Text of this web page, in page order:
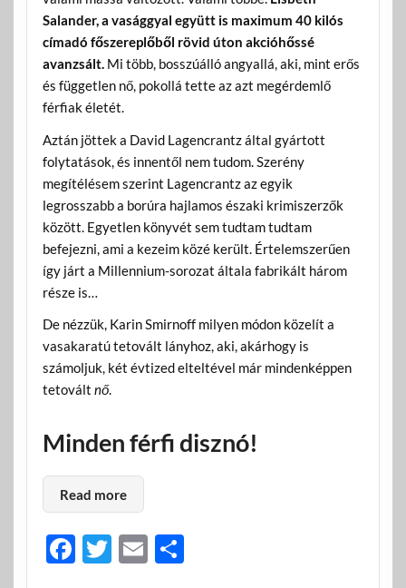
Salander, a vasággyal együtt is maximum 40 kilós
címadó főszereplőből rövid úton akcióhőssé
avanzsált. Mi több, bosszúálló angyallá, aki, mint erős
és független nő, pokollá tette az azt megérdemlő
férfiak életét.
Aztán jöttek a David Lagencrantz által gyártott
folytatások, és innentől nem tudom. Szerény
megítélésem szerint Lagencrantz az egyik
legrosszabb a borúra hajlamos északi krimiszerzők
között. Egyetlen könyvét sem tudtam tudtam
befejezni, ami a kezeim közé került. Értelemszerűen
így járt a Millennium-sorozat általa fabrikált három
része is…
De nézzük, Karin Smirnoff milyen módon közelít a
vasakaratú tetovált lányhoz, aki, akárhogy is
számoljuk, két évtized elteltével már mindenképpen
tetovált nő.
Minden férfi disznó!
Read more
F T E O